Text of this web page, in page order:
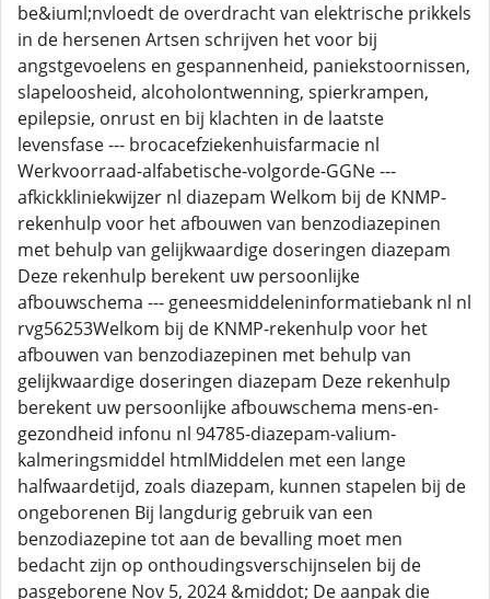
be&iuml;nvloedt de overdracht van elektrische prikkels
in de hersenen Artsen schrijven het voor bij
angstgevoelens en gespannenheid, paniekstoornissen,
slapeloosheid, alcoholontwenning, spierkrampen,
epilepsie, onrust en bij klachten in de laatste
levensfase --- brocacefziekenhuisfarmacie nl
Werkvoorraad-alfabetische-volgorde-GGNe ---
afkickkliniekwijzer nl diazepam Welkom bij de KNMP-
rekenhulp voor het afbouwen van benzodiazepinen
met behulp van gelijkwaardige doseringen diazepam
Deze rekenhulp berekent uw persoonlijke
afbouwschema --- geneesmiddeleninformatiebank nl nl
rvg56253Welkom bij de KNMP-rekenhulp voor het
afbouwen van benzodiazepinen met behulp van
gelijkwaardige doseringen diazepam Deze rekenhulp
berekent uw persoonlijke afbouwschema mens-en-
gezondheid infonu nl 94785-diazepam-valium-
kalmeringsmiddel htmlMiddelen met een lange
halfwaardetijd, zoals diazepam, kunnen stapelen bij de
ongeborenen Bij langdurig gebruik van een
benzodiazepine tot aan de bevalling moet men
bedacht zijn op onthoudingsverschijnselen bij de
pasgeborene Nov 5, 2024 &middot; De aanpak die